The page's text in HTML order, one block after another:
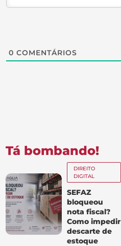
0 COMENTÁRIOS
Tá bombando!
DIREITO
DIGITAL
SEFAZ
bloqueou
nota fiscal?
Como impedir
descarte de
estoque